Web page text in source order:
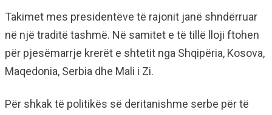
Takimet mes presidentëve të rajonit janë shndërruar
në një traditë tashmë. Në samitet e të tillë lloji ftohen
për pjesëmarrje krerët e shtetit nga Shqipëria, Kosova,
Maqedonia, Serbia dhe Mali i Zi.
Për shkak të politikës së deritanishme serbe për të